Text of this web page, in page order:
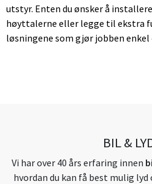
utstyr. Enten du ønsker å
høyttalerne eller legge til ekstra
løsningene som gjør jobben
BIL &
Vi har over 40 års erfaring innen
hvordan du kan få best mulig